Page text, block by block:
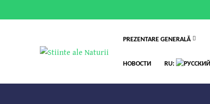
PREZENTARE GENERALĂ
НОВОСТИ RU: